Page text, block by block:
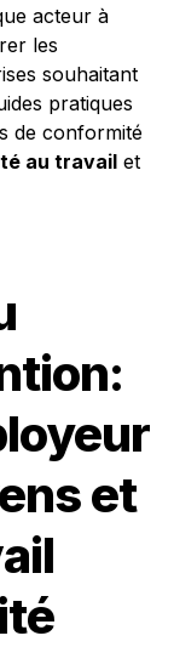
acteur à
les
souhaitant
pratiques
de conformité
au travail et
et